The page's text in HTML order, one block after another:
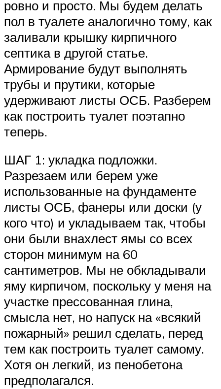
ровно и просто. Мы будем делать
пол в туалете аналогично тому, как
заливали крышку кирпичного
септика в другой статье.
Армирование будут выполнять
трубы и прутики, которые
удерживают листы ОСБ. Разберем
как построить туалет поэтапно
теперь.
ШАГ 1: укладка подложки.
Разрезаем или берем уже
использованные на фундаменте
листы ОСБ, фанеры или доски (у
кого что) и укладываем так, чтобы
они были внахлест ямы со всех
сторон минимум на 60
сантиметров. Мы не обкладывали
яму кирпичом, поскольку у меня на
участке прессованная глина,
смысла нет, но напуск на «всякий
пожарный» решил сделать, перед
тем как построить туалет самому.
Хотя он легкий, из пенобетона
предполагался.